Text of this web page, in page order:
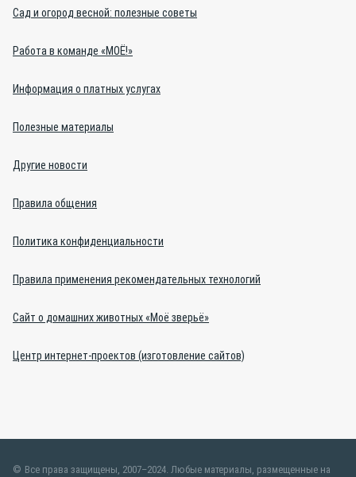
Сад и огород весной: полезные советы
Работа в команде «МОЁ!»
Информация о платных услугах
Полезные материалы
Другие новости
Правила общения
Политика конфиденциальности
Правила применения рекомендательных технологий
Сайт о домашних животных «Моё зверьё»
Центр интернет-проектов (изготовление сайтов)
Все права защищены, 2007–2024. Любые материалы, размещенные на